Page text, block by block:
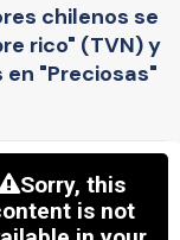
chilenos se
rico" (TVN) y
"Preciosas"